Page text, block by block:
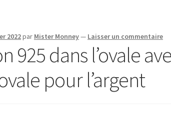
2022par Mister Monney— Laisser un commentaire
925 dans l’ovale
pour l’argent